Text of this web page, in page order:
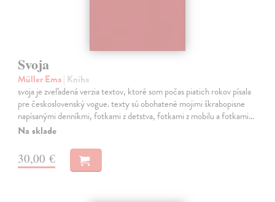
Svoja
Müller Ema| Kniha
svoja je zveľadená verzia textov, ktoré som počas piatich rokov písala
pre československý vogue. texty sú obohatené mojimi škrabopisne
napísanými denníkmi, fotkami z detstva, fotkami z mobilu a fotkami…
Na sklade
30,00 €